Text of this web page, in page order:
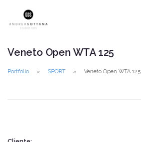
Veneto Open WTA 125
Portfolio SPORT Veneto Open WTA 125